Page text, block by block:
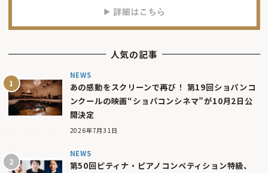
人気の記事
NEWS
あの感動をスクリーンで再び！ 第19回ショパンコ
ンクールの映画“ショパコンシネマ”が10月2日公
開決定
2026年7月31日
NEWS
第50回ピティナ・ピアノコンペティション特級、